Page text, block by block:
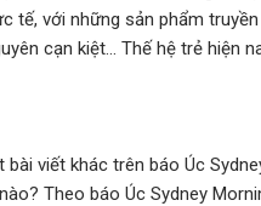
tế, với những sản phẩm
cạn kiệt… Thế hệ trẻ hiện
viết khác trên báo Úc
Theo báo Úc Sydney